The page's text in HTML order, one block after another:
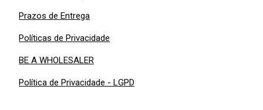
Prazos de Entrega
Políticas de Privacidade
BE A WHOLESALER
Política de Privacidade - LGPD